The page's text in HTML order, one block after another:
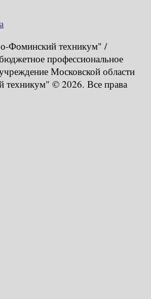
техникум" /
профессиональное
Московской области
© 2026. Все права